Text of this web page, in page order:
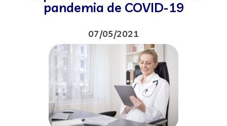
pandemia de COVID-19
07/05/2021